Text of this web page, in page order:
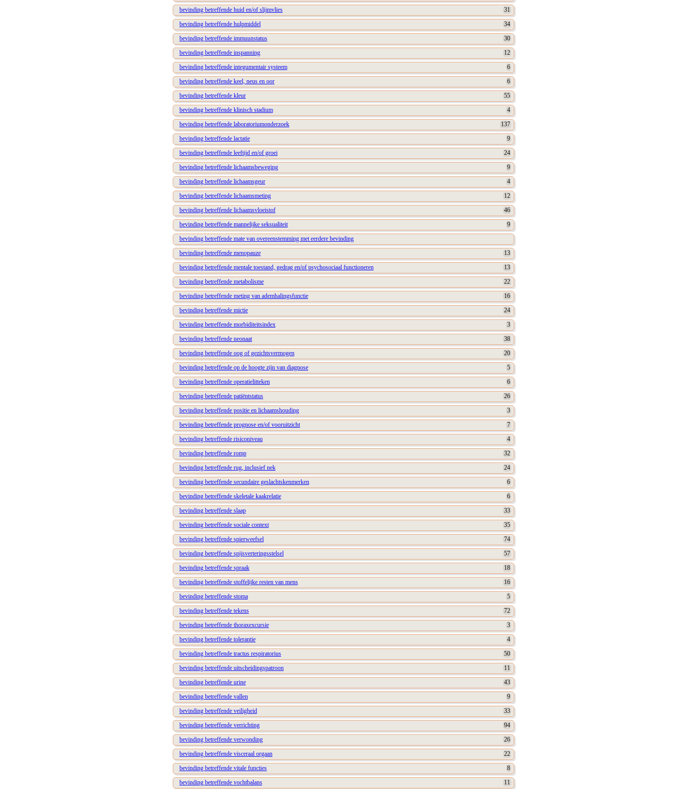
bevinding betreffende huid en/of slijmvlies
31
bevinding betreffende hulpmiddel
34
bevinding betreffende immuunstatus
30
bevinding betreffende inspanning
12
bevinding betreffende integumentair systeem
6
bevinding betreffende keel, neus en oor
6
bevinding betreffende kleur
55
bevinding betreffende klinisch stadium
4
bevinding betreffende laboratoriumonderzoek
137
bevinding betreffende lactatie
9
bevinding betreffende leeftijd en/of groei
24
bevinding betreffende lichaamsbeweging
9
bevinding betreffende lichaamsgeur
4
bevinding betreffende lichaamsmeting
12
bevinding betreffende lichaamsvloeistof
46
bevinding betreffende mannelijke seksualiteit
9
bevinding betreffende mate van overeenstemming met eerdere bevinding
bevinding betreffende menopauze
13
bevinding betreffende mentale toestand, gedrag en/of psychosociaal functioneren
13
bevinding betreffende metabolisme
22
bevinding betreffende meting van ademhalingsfunctie
16
bevinding betreffende mictie
24
bevinding betreffende morbiditeitsindex
3
bevinding betreffende neonaat
38
bevinding betreffende oog of gezichtsvermogen
20
bevinding betreffende op de hoogte zijn van diagnose
5
bevinding betreffende operatielitteken
6
bevinding betreffende patiëntstatus
26
bevinding betreffende positie en lichaamshouding
3
bevinding betreffende prognose en/of vooruitzicht
7
bevinding betreffende risiconiveau
4
bevinding betreffende romp
32
bevinding betreffende rug, inclusief nek
24
bevinding betreffende secundaire geslachtskenmerken
6
bevinding betreffende skeletale kaakrelatie
6
bevinding betreffende slaap
33
bevinding betreffende sociale context
35
bevinding betreffende spierweefsel
74
bevinding betreffende spijsverteringsstelsel
57
bevinding betreffende spraak
18
bevinding betreffende stoffelijke resten van mens
16
bevinding betreffende stoma
5
bevinding betreffende tekens
72
bevinding betreffende thoraxexcursie
3
bevinding betreffende tolerantie
4
bevinding betreffende tractus respiratorius
50
bevinding betreffende uitscheidingspatroon
11
bevinding betreffende urine
43
bevinding betreffende vallen
9
bevinding betreffende veiligheid
33
bevinding betreffende verrichting
94
bevinding betreffende verwonding
26
bevinding betreffende visceraal orgaan
22
bevinding betreffende vitale functies
8
bevinding betreffende vochtbalans
11